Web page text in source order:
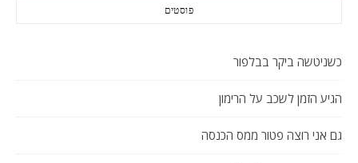
פוסטים
כשניטשה ביקר בבלפור
הגיע הזמן לשכב על הרימון
גם אני רוצה פטור ממס הכנסה